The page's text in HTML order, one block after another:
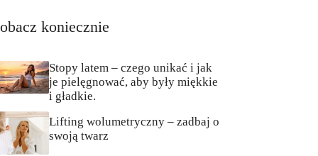
koniecznie
Stopy latem – czego unikać i jak
je pielęgnować, aby były miękkie
i gładkie.
Lifting wolumetryczny – zadbaj o
swoją twarz